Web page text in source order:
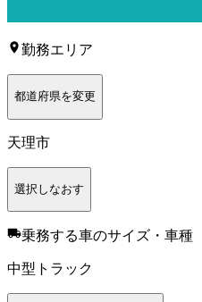
勤務エリア
都道府県を変更
天理市
選択しなおす
乗務する車のサイズ・車種
中型トラック